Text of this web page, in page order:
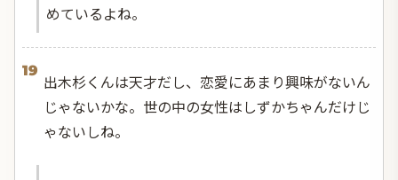
めているよね。
19
出木杉くんは天才だし、恋愛にあまり興味がないん
じゃないかな。世の中の女性はしずかちゃんだけじ
ゃないしね。